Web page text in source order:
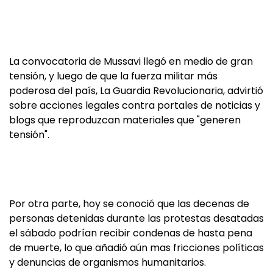
La convocatoria de Mussavi llegó en medio de gran
tensión, y luego de que la fuerza militar más
poderosa del país, La Guardia Revolucionaria, advirtió
sobre acciones legales contra portales de noticias y
blogs que reproduzcan materiales que "generen
tensión".
Por otra parte, hoy se conoció que las decenas de
personas detenidas durante las protestas desatadas
el sábado podrían recibir condenas de hasta pena
de muerte, lo que añadió aún mas fricciones políticas
y denuncias de organismos humanitarios.